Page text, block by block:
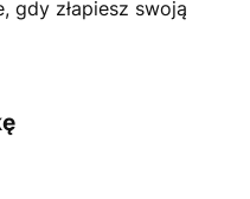
gdy złapiesz swoją